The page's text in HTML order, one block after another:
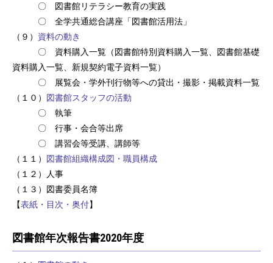
〇 図書館リテラシー教育の実践
〇 全学共通総合講座「図書館活用法」
（９） 資料の動き
〇 資料購入一覧（図書館特別資料購入一覧、図書館基礎
資料購入一覧、新規契約電子資料一覧）
〇 展覧会・学外刊行物等への貸出・撮影・掲載資料一覧
（１０） 図書館スタッフの活動
〇 執筆
〇 行事・会合等出席
〇 講習会等受講、講師等
（１１） 図書館組織構成図・職員構成
（１２）人事
（１３）図書委員名簿
【表紙・目次・奥付】
図書館年次報告書2020年度